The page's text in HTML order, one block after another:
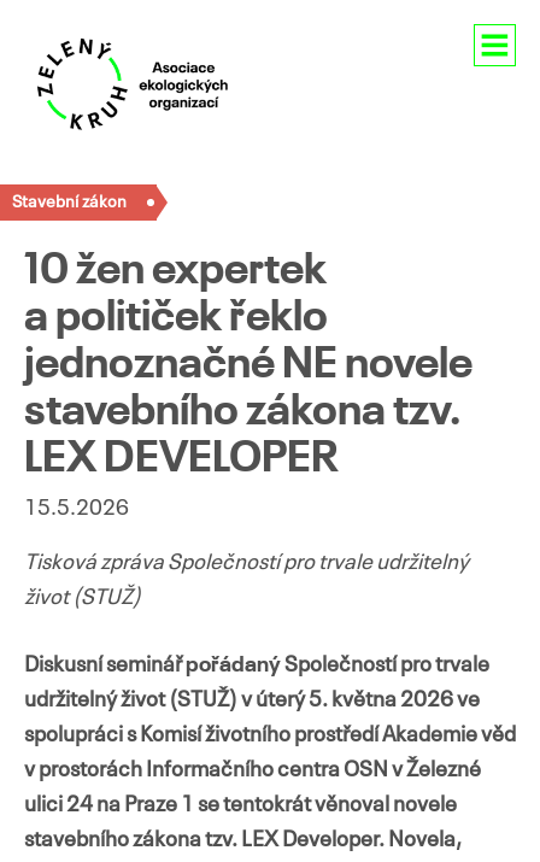
Naše aktivity
Pro média
Přejít
obsahu
Stavební zákon
10 žen expertek
a političek řeklo
jednoznačné NE novele
stavebního zákona tzv.
LEX DEVELOPER
15.5.2026
Tisková zpráva Společností pro trvale udržitelný
život (STUŽ)
Diskusní seminářpořádanýSpolečností pro trvale
udržitelný život (STUŽ) v úterý 5. května 2026 ve
spolupráci s Komisí životního prostředí Akademie věd
v prostorách Informačního centra OSN v Železné
ulici 24 na Praze 1 se tentokrát věnoval novele
stavebního zákona tzv. LEX Developer. Novela,